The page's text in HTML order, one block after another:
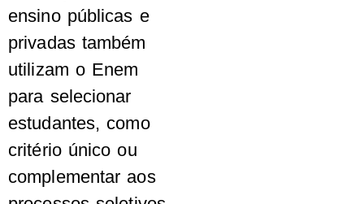
ensino públicas e
privadas também
utilizam o Enem
para selecionar
estudantes, como
critério único ou
complementar aos